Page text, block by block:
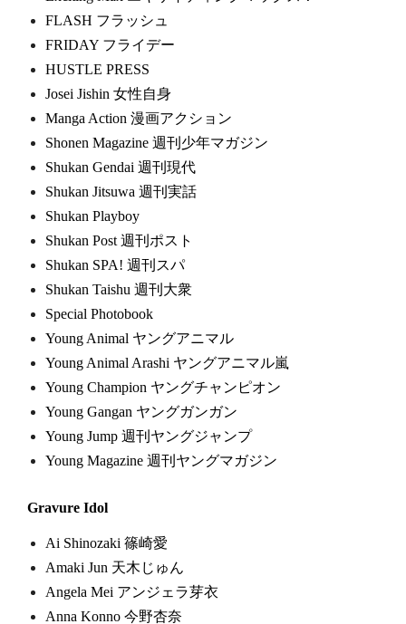
FLASH フラッシュ
FRIDAY フライデー
HUSTLE PRESS
Josei Jishin 女性自身
Manga Action 漫画アクション
Shonen Magazine 週刊少年マガジン
Shukan Gendai 週刊現代
Shukan Jitsuwa 週刊実話
Shukan Playboy
Shukan Post 週刊ポスト
Shukan SPA! 週刊スパ
Shukan Taishu 週刊大衆
Special Photobook
Young Animal ヤングアニマル
Young Animal Arashi ヤングアニマル嵐
Young Champion ヤングチャンピオン
Young Gangan ヤングガンガン
Young Jump 週刊ヤングジャンプ
Young Magazine 週刊ヤングマガジン
Gravure Idol
Ai Shinozaki 篠崎愛
Amaki Jun 天木じゅん
Angela Mei アンジェラ芽衣
Anna Konno 今野杏奈